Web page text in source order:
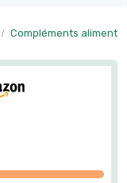
Compléments alimentaires par